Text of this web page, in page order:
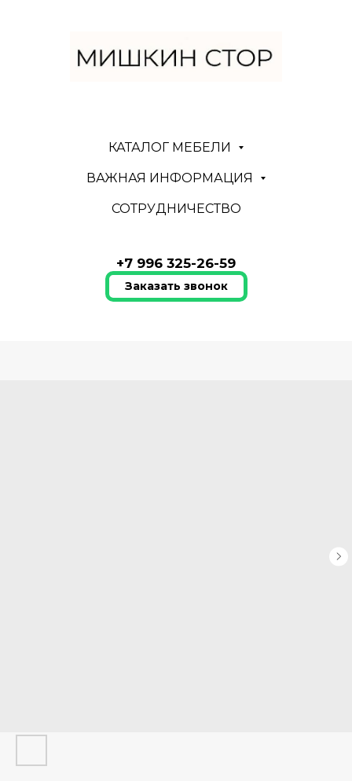
КАТАЛОГ МЕБЕЛИ
ВАЖНАЯ ИНФОРМАЦИЯ
СОТРУДНИЧЕСТВО
+7 996 325-26-59
Заказать звонок